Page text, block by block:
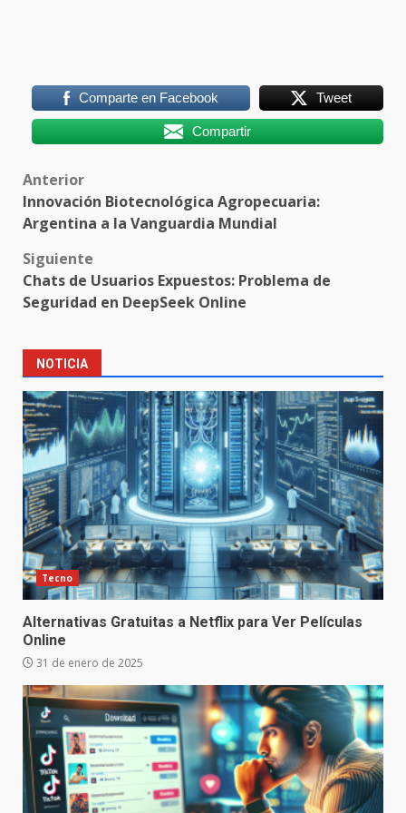
Comparte en Facebook Tweet
Compartir
Post
navigation
Anterior
Innovación Biotecnológica Agropecuaria:
Argentina a la Vanguardia Mundial
Siguiente
Chats de Usuarios Expuestos: Problema de
Seguridad en DeepSeek Online
NOTICIA
Tecno
Alternativas Gratuitas a Netflix para Ver Películas
Online
31 de enero de 2025